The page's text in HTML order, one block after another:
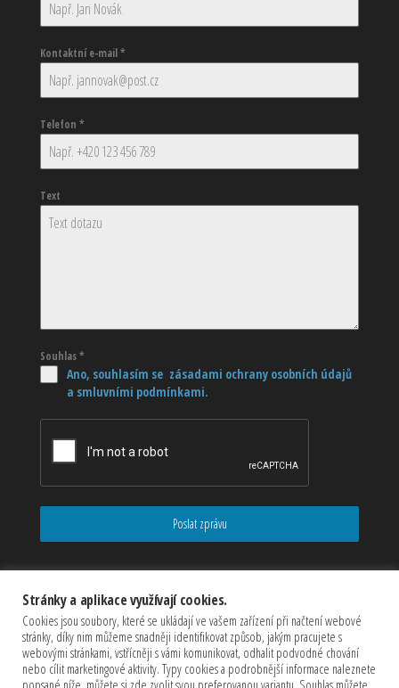
Kontaktní e-mail*
Telefon *
Text
Souhlas*
Ano, souhlasím se zásadami ochrany osobních údajů
a smluvními podmínkami.
Poslat zprávu
Stránky a aplikace využívají cookies.
Cookies jsou soubory, které se ukládají ve vašem zařízení při načtení webové
stránky, díky nim můžeme snadněji identifikovat způsob, jakým pracujete s
webovými stránkami, vstřícněji s vámi komunikovat, odhalit podvodné chování
nebo cílit marketingové aktivity. Typy cookies a podrobnější informace naleznete
popsané níže, můžete si zde zvolit svou preferovanou variantu. Souhlas můžete